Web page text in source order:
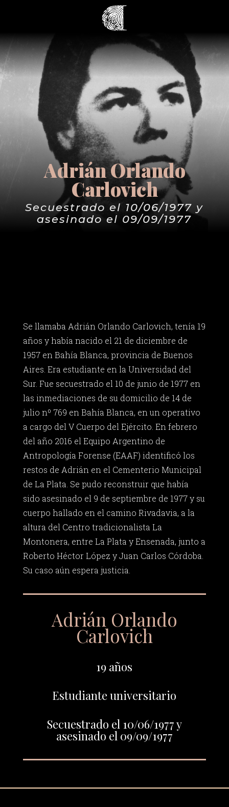
Adrián Orlando
Carlovich
Secuestrado el 10/06/1977 y
asesinado el 09/09/1977
Se llamaba Adrián Orlando Carlovich, tenía 19
años y había nacido el 21 de diciembre de
1957 en Bahía Blanca, provincia de Buenos
Aires. Era estudiante en la Universidad del
Sur. Fue secuestrado el 10 de junio de 1977 en
las inmediaciones de su domicilio de 14 de
julio nº 769 en Bahía Blanca, en un operativo
a cargo del V Cuerpo del Ejército. En febrero
del año 2016 el Equipo Argentino de
Antropología Forense (EAAF) identificó los
restos de Adrián en el Cementerio Municipal
de La Plata. Se pudo reconstruir que había
sido asesinado el 9 de septiembre de 1977 y su
cuerpo hallado en el camino Rivadavia, a la
altura del Centro tradicionalista La
Montonera, entre La Plata y Ensenada, junto a
Roberto Héctor López y Juan Carlos Córdoba.
Su caso aún espera justicia.
Adrián Orlando
Carlovich
19 años
Estudiante universitario
Secuestrado el 10/06/1977 y
asesinado el 09/09/1977